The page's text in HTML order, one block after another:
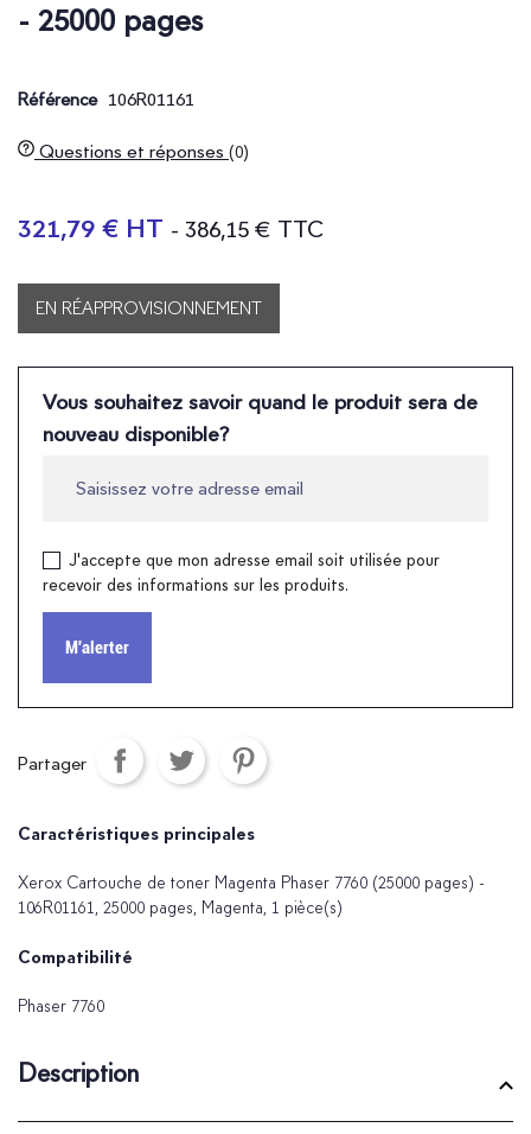
- 25000 pages
Référence 106R01161
Questions et réponses (0)
321,79 € HT - 386,15 € TTC
EN RÉAPPROVISIONNEMENT
Vous souhaitez savoir quand le produit sera de
nouveau disponible?
J'accepte que mon adresse email soit utilisée pour
recevoir des informations sur les produits.
M'alerter
Partager
Caractéristiques principales
Xerox Cartouche de toner Magenta Phaser 7760 (25000 pages) -
106R01161, 25000 pages, Magenta, 1 pièce(s)
Compatibilité
Phaser 7760
Description